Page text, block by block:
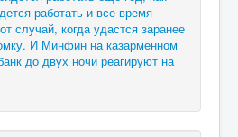
работать и все время
случай, когда удастся заранее
И Минфин на казарменном
до двух ночи реагируют на